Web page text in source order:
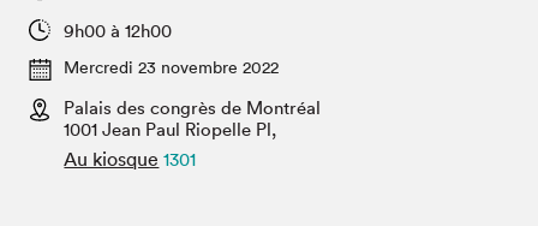
Espace exposant⋅e⋅s
Espace enseignant·e·s
Espace médias
Projets partenaires
9h00 à 12h00
Mercredi 23 novembre 2022
Palais des congrès de Montréal
1001 Jean Paul Riopelle Pl,
Au kiosque 1301